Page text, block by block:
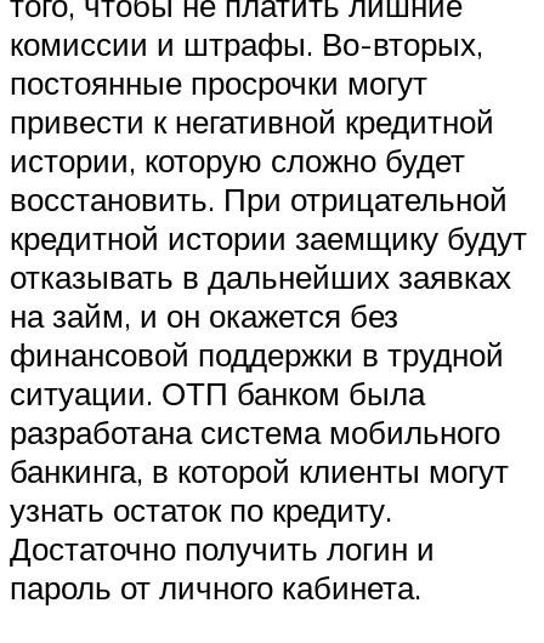
комиссии и штрафы. Во-вторых,
постоянные просрочки могут
привести к негативной кредитной
истории, которую сложно будет
восстановить. При отрицательной
кредитной истории заемщику будут
отказывать в дальнейших заявках
на займ, и он окажется без
финансовой поддержки в трудной
ситуации. ОТП банком была
разработана система мобильного
банкинга, в которой клиенты могут
узнать остаток по кредиту.
Достаточно получить логин и
пароль от личного кабинета.